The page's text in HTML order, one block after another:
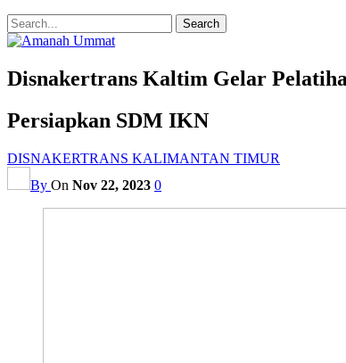
Disnakertrans Kaltim Gelar
Persiapkan SDM IKN
DISNAKERTRANS KALIMANTAN TIMUR
By On Nov 22, 2023 0